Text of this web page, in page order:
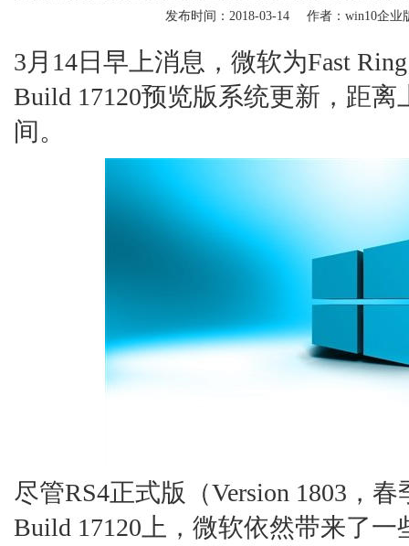
发布时间：2018-03-14 作者：win10企业
3月14日早上消息，微软为Fast
Build 17120预览版系统更新，距
间。
尽管RS4正式版（Version 1803，
Build 17120上，微软依然带来了一